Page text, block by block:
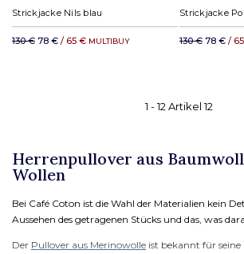
Strickjacke Nils blau
130 € 78 € / 65 € MULTIBUY
Strickjacke
130 € 78 € /
1 -12 Artikel12
Herrenpullover aus
Wollen
Bei Café Coton ist die Wahl der Materialien kein
Aussehen des getragenen Stücks und das, was
Der Pullover aus Merinowolle ist bekannt für